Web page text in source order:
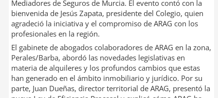
Mediadores de Seguros de Murcia. El evento contó con la
bienvenida de Jesús Zapata, presidente del Colegio, quien
agradeció la iniciativa y el compromiso de ARAG con los
profesionales en la región.
El gabinete de abogados colaboradores de ARAG en la zona,
Perales/Barba, abordó las novedades legislativas en
materia de alquileres y los profundos cambios que estas
han generado en el ámbito inmobiliario y jurídico. Por su
parte, Juan Dueñas, director territorial de ARAG, presentó la